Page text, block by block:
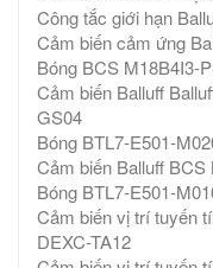
Công tắc giới hạn
Cảm biến cảm ứng
Bóng BCS M18B4I3-
Cảm biến Balluff
GS04
Bóng BTL7-E501-
Cảm biến Balluff
Bóng BTL7-E501-
Cảm biến vị trí tuyến
DEXC-TA12